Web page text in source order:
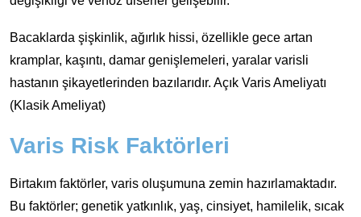
Bacaklarda şişkinlik, ağırlık hissi, özellikle gece artan
kramplar, kaşıntı, damar genişlemeleri, yaralar varisli
hastanın şikayetlerinden bazılarıdır. Açık Varis Ameliyatı
(Klasik Ameliyat)
Varis Risk Faktörleri
Birtakım faktörler, varis oluşumuna zemin hazırlamaktadır.
Bu faktörler; genetik yatkınlık, yaş, cinsiyet, hamilelik, sıcak